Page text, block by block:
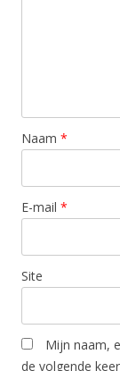
Naam *
E-mail *
Site
Mijn naam,
de volgende